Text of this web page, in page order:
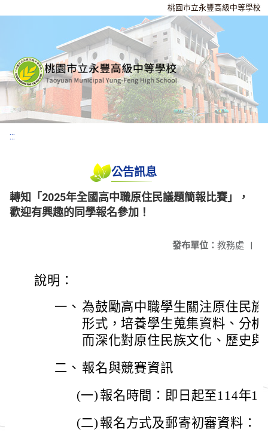
桃園市立永豐高級中等學校
:::
公告訊息
轉知「2025年全國高中職原住民議題簡報比賽」，
歡迎有興趣的同學報名參加！
發布單位： 教務處 |
說明：
一、 為鼓勵高中職學生關注原住民
形式，培養學生蒐集資料、分
而深化對原住民族文化、歷史
二、 報名與競賽資訊
(一) 報名時間：即日起至114年
(二) 報名方式及郵寄初審資料：